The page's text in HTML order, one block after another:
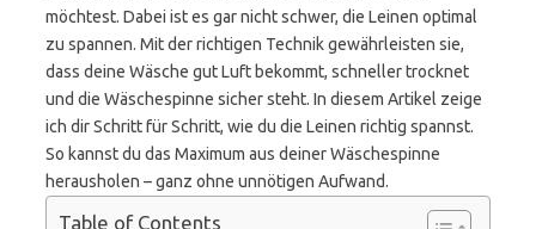
möchtest. Dabei ist es gar nicht schwer, die Leinen optimal
zu spannen. Mit der richtigen Technik gewährleisten sie,
dass deine Wäsche gut Luft bekommt, schneller trocknet
und die Wäschespinne sicher steht. In diesem Artikel zeige
ich dir Schritt für Schritt, wie du die Leinen richtig spannst.
So kannst du das Maximum aus deiner Wäschespinne
herausholen – ganz ohne unnötigen Aufwand.
Table of Contents